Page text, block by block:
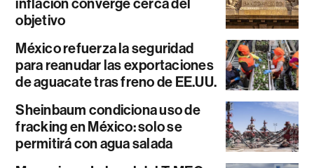
objetivo
México refuerza la seguridad
para reanudar las exportaciones
de aguacate tras freno de EE.UU.
Sheinbaum condiciona uso de
fracking en México: solo se
permitirá con agua salada